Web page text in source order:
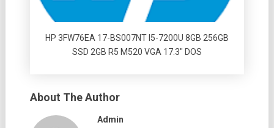
HP 3FW76EA 17-BS007NT I5-7200U 8GB 256GB
SSD 2GB R5 M520 VGA 17.3″ DOS
About The Author
Admin